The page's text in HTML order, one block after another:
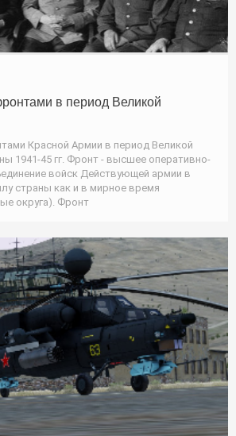
в период Великой
Красной Армии в период Великой
1941-45 гг. Фронт - высшее оперативно-
войск Действующей армии в
страны как и в мирное время
округа). Фронт